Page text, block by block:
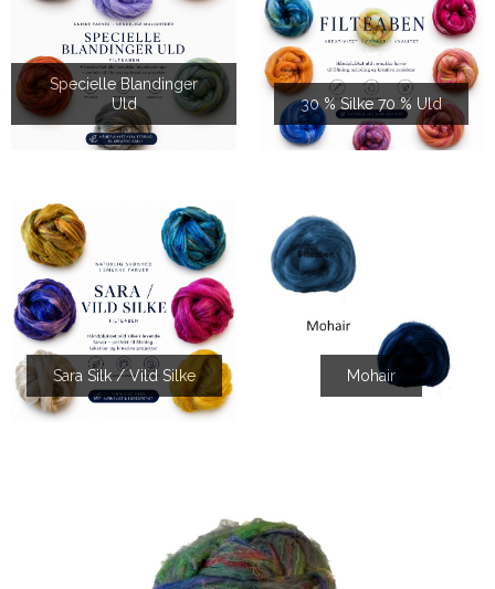
Specielle Blandinger
Uld
30 % Silke 70 % Uld
Sara Silk / Vild Silke Mohair